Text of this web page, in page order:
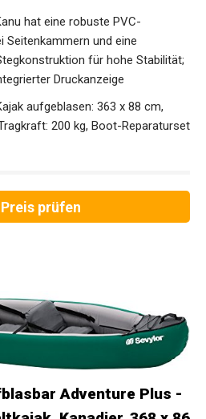
hat eine robuste PVC-
Seitenkammern und eine
für hohe Stabilität;
Druckanzeige
aufgeblasen: 363 x 88 cm,
200 kg, Boot-Reparaturset
Preis prüfen
Adventure Plus -